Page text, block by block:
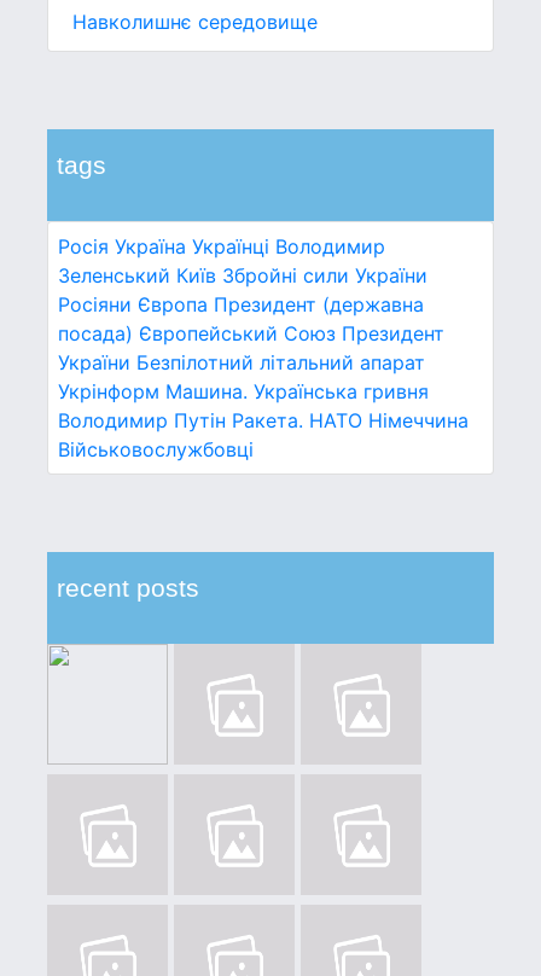
Навколишнє середовище
tags
Росія Україна Українці Володимир
Зеленський Київ Збройні сили України
Росіяни Європа Президент (державна
посада) Європейський Союз Президент
України Безпілотний літальний апарат
Укрінформ Машина. Українська гривня
Володимир Путін Ракета. НАТО Німеччина
Військовослужбовці
recent posts